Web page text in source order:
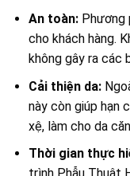
An toàn: Phương
cho khách hàng.
không gây ra các
Cải thiện da:
này còn giúp hạn
xệ, làm cho da
Thời gian thực